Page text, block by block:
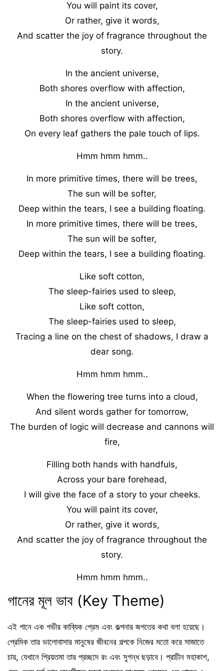
You will paint its cover,
Or rather, give it words,
And scatter the joy of fragrance throughout the
story.
In the ancient universe,
Both shores overflow with affection,
In the ancient universe,
Both shores overflow with affection,
On every leaf gathers the pale touch of lips.
Hmm hmm hmm..
In more primitive times, there will be trees,
The sun will be softer,
Deep within the tears, I see a building floating.
In more primitive times, there will be trees,
The sun will be softer,
Deep within the tears, I see a building floating.
Like soft cotton,
The sleep-fairies used to sleep,
Like soft cotton,
The sleep-fairies used to sleep,
Tracing a line on the chest of shadows, I draw a
dear song.
Hmm hmm hmm..
When the flowering tree turns into a cloud,
And silent words gather for tomorrow,
The burden of logic will decrease and cannons will
fire,
Filling both hands with handfuls,
Across your bare forehead,
I will give the face of a story to your cheeks.
You will paint its cover,
Or rather, give it words,
And scatter the joy of fragrance throughout the
story.
Hmm hmm hmm..
গানের মূল ভাব (Key Theme)
এই গানে এক গভীর কাব্যিক প্রেম এবং কল্পনার জগতের কথা বলা হয়েছে।
প্রেমিক তার ভালোবাসার মানুষের জীবনের গল্পকে নিজের মতো করে সাজাতে
চায়, যেখানে প্রিয়তমা তার প্রচ্ছদে রং এবং সুগন্ধ ছড়াবে। প্রাচীন মহাকাশ,